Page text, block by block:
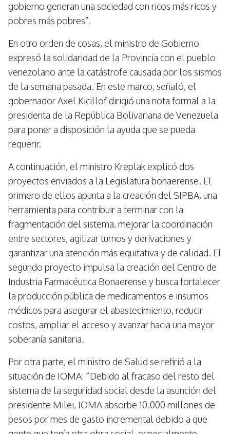
gobierno generan una sociedad con ricos más ricos y
pobres más pobres”.
En otro orden de cosas, el ministro de Gobierno
expresó la solidaridad de la Provincia con el pueblo
venezolano ante la catástrofe causada por los sismos
de la semana pasada. En este marco, señaló, el
gobernador Axel Kicillof dirigió una nota formal a la
presidenta de la República Bolivariana de Venezuela
para poner a disposición la ayuda que se pueda
requerir.
A continuación, el ministro Kreplak explicó dos
proyectos enviados a la Legislatura bonaerense. El
primero de ellos apunta a la creación del SIPBA, una
herramienta para contribuir a terminar con la
fragmentación del sistema, mejorar la coordinación
entre sectores, agilizar turnos y derivaciones y
garantizar una atención más equitativa y de calidad. El
segundo proyecto impulsa la creación del Centro de
Industria Farmacéutica Bonaerense y busca fortalecer
la producción pública de medicamentos e insumos
médicos para asegurar el abastecimiento, reducir
costos, ampliar el acceso y avanzar hacia una mayor
soberanía sanitaria.
Por otra parte, el ministro de Salud se refirió a la
situación de IOMA: “Debido al fracaso del resto del
sistema de la seguridad social desde la asunción del
presidente Milei, IOMA absorbe 10.000 millones de
pesos por mes de gasto incremental debido a que